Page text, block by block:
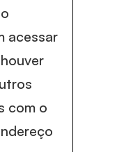
acessar
com o